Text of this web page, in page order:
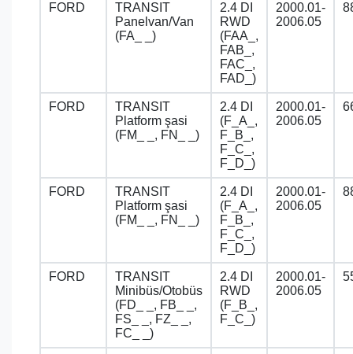
FORD
TRANSIT
Panelvan/Van
(FA_ _)
2.4 DI
RWD
(FAA_,
FAB_,
FAC_,
FAD_)
2000.01-
2006.05
FORD
TRANSIT
Platform şasi
(FM_ _, FN_ _)
2.4 DI
(F_A_,
F_B_,
F_C_,
F_D_)
2000.01-
2006.05
FORD
TRANSIT
Platform şasi
(FM_ _, FN_ _)
2.4 DI
(F_A_,
F_B_,
F_C_,
F_D_)
2000.01-
2006.05
FORD
TRANSIT
Minibüs/Otobüs
(FD_ _, FB_ _,
FS_ _, FZ_ _,
FC_ _)
2.4 DI
RWD
(F_B_,
F_C_)
2000.01-
2006.05